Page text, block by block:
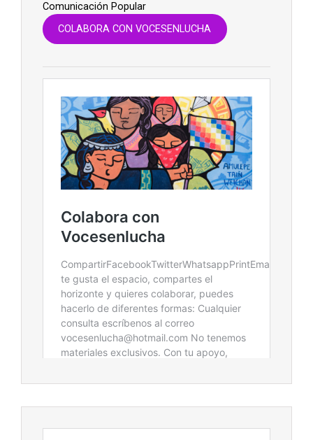
Comunicación Popular
COLABORA CON VOCESENLUCHA